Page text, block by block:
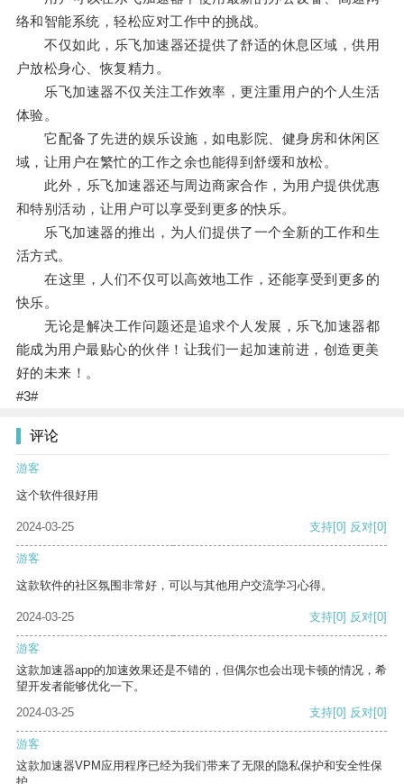
络和智能系统，轻松应对工作中的挑战。
不仅如此，乐飞加速器还提供了舒适的休息区域，供用
户放松身心、恢复精力。
乐飞加速器不仅关注工作效率，更注重用户的个人生活
体验。
它配备了先进的娱乐设施，如电影院、健身房和休闲区
域，让用户在繁忙的工作之余也能得到舒缓和放松。
此外，乐飞加速器还与周边商家合作，为用户提供优惠
和特别活动，让用户可以享受到更多的快乐。
乐飞加速器的推出，为人们提供了一个全新的工作和生
活方式。
在这里，人们不仅可以高效地工作，还能享受到更多的
快乐。
无论是解决工作问题还是追求个人发展，乐飞加速器都
能成为用户最贴心的伙伴！让我们一起加速前进，创造更美
好的未来！。
#3#
评论
游客
这个软件很好用
2024-03-25 支持[0] 反对[0]
游客
这款软件的社区氛围非常好，可以与其他用户交流学习心得。
2024-03-25 支持[0] 反对[0]
游客
这款加速器app的加速效果还是不错的，但偶尔也会出现卡顿的情况，希
望开发者能够优化一下。
2024-03-25
支持[0] 反对[0]
游客
这款加速器VPM应用程序已经为我们带来了无限的隐私保护和安全性保